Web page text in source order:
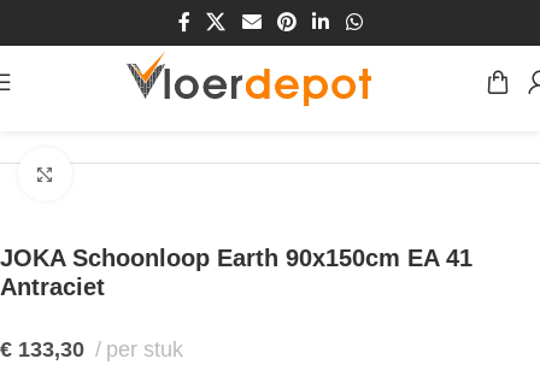
JOKA Schoonloop Earth 90x150cm EA 41
Antraciet
€ 133,30 per stuk